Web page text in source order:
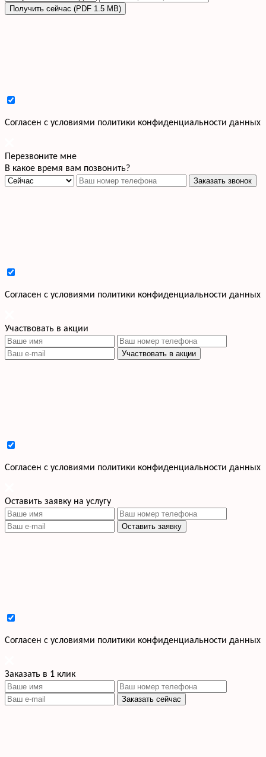
Получить сейчас (PDF 1.5 MB)
Cогласен с условиями политики конфиденциальности данных
Перезвоните мне
В какое время вам позвонить?
Заказать звонок
Cогласен с условиями политики конфиденциальности данных
Участвовать в акции
Участвовать в акции
Cогласен с условиями политики конфиденциальности данных
Оставить заявку на услугу
Оставить заявку
Cогласен с условиями политики конфиденциальности данных
Заказать в 1 клик
Заказать сейчас